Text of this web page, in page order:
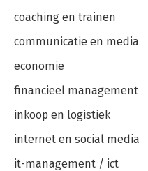
coaching en trainen
communicatie en media
economie
financieel management
inkoop en logistiek
internet en social media
it-management / ict